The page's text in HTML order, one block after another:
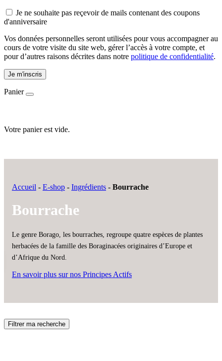
Je ne souhaite pas reçevoir de mails contenant des coupons
d'anniversaire
Vos données personnelles seront utilisées pour vous accompagner au
cours de votre visite du site web, gérer l’accès à votre compte, et
pour d’autres raisons décrites dans notre politique de confidentialité.
Je m'inscris
Panier
Votre panier est vide.
Accueil - E-shop - Ingrédients - Bourrache
Bourrache
Le genre Borago, les bourraches, regroupe quatre espèces de plantes
herbacées de la famille des Boraginacées originaires d’Europe et
d’Afrique du Nord.
En savoir plus sur nos Principes Actifs
Filtrer ma recherche